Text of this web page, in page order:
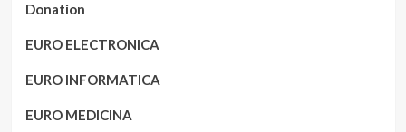
Donation
EURO ELECTRONICA
EURO INFORMATICA
EURO MEDICINA